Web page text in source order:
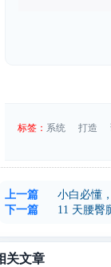
标签： 系统 打造
上一篇
小白必懂
下一篇
11 天腰臀
关文章